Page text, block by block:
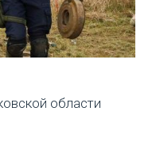
области